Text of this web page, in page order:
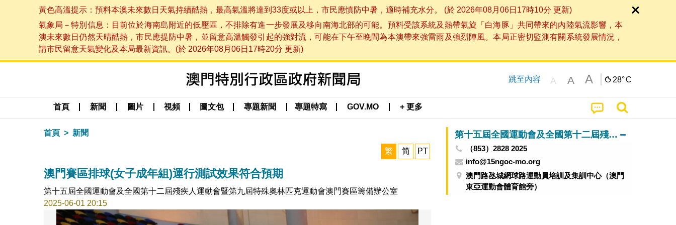
黃色高溫提示：預料本澳未來數日天氣持續酷熱，最高氣溫將達到33度或以上，市民應慎防中暑，適時補充水分。 (於 2026年08月06日17時10分 更新)
氣象局－特別信息：目前位於海南島附近的低壓區，不排除有進一步發展及移向南海北部的可能。預料受該系統及熱帶氣旋「白海豚」共同帶來的內陸氣流影響，本
澳未來數日仍然天晴酷熱，市民應提防中暑，並留意高溫觸發引起的強對流，可能在下午至晚間為本澳帶來強雷雨及強烈陣風。本局正密切監測有關系統發展情況，
請市民留意天氣變化及本局最新資訊。(於 2026年08月06日17時20分 更新)
跳至內容 A A A 28°C
首頁 新聞 圖片 視頻 圖文包 專題新聞 專題特寫 GOV.MO + 更多
首頁 新聞
繁 简 PT
澳門賽區排球(女子成年組)運行測試效果符合預期
第十五屆全國運動會及全國第十二屆殘疾人運動會暨第九屆特殊奧林匹克運動會澳門賽區籌備辦公室
2025-06-01 20:15
第十五屆全國運動會及全國第十二屆殘疾人運動會暨第九屆特殊奧林匹克運動會澳門賽區籌備辦公室
（853）2828 2025
info@15ngoc-mo.org
澳門路氹城網球路運動員培訓及集訓中心（澳門
東亞運動會體育館旁）